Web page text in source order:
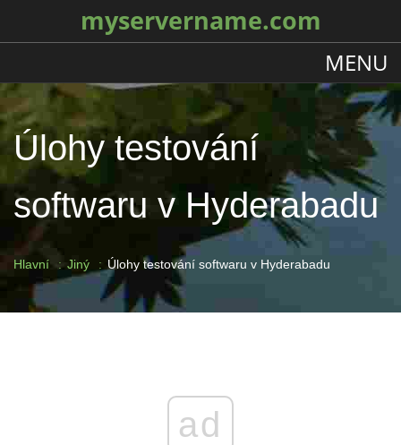
myservername.com
MENU
Úlohy testování
softwaru v Hyderabadu
Hlavní Jiný Úlohy testování softwaru v Hyderabadu
ad